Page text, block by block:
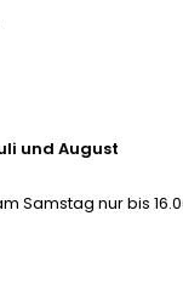
und August
Samstag nur bis